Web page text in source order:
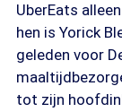
UberEats
hen is Yorick
geleden voor
tot zijn